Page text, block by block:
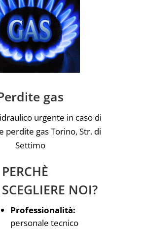
gas
urgente in caso di
perdite gas Torino, Str. di
Settimo
PERCHÈ
SCEGLIERE NOI?
Professionalità:
personale tecnico